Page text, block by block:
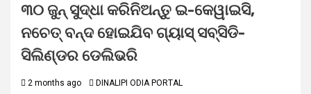
୩୦ ଜୁନ୍ ସୁଦ୍ଧା କରିନିଅନ୍ତୁ ଇ-କେୱାଇସି,
ନଚେତ୍ ବନ୍ଦ ହୋଇଯିବ ଗ୍ୟାସ୍ ସବ୍‌ସିଡି-
ସିଲିଣ୍ଡର ଡେଲିଭରି
2 months ago DINALIPI ODIA PORTAL